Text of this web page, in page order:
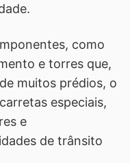
como
e torres que,
muitos prédios, o
especiais,
e
de trânsito